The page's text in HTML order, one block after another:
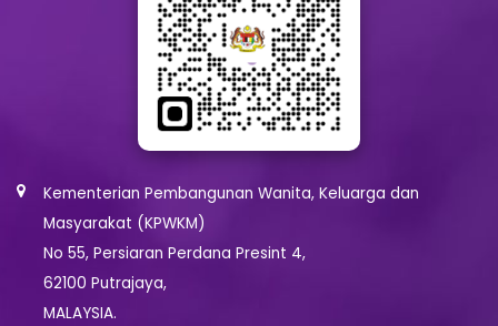
Kementerian Pembangunan Wanita, Keluarga dan
Masyarakat (KPWKM)
No 55, Persiaran Perdana Presint 4,
62100 Putrajaya,
MALAYSIA.